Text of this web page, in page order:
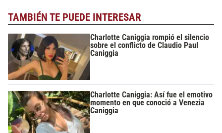
TAMBIÉN TE PUEDE INTERESAR
Charlotte Caniggia rompió el silencio
sobre el conflicto de Claudio Paul
Caniggia
Charlotte Caniggia: Así fue el emotivo
momento en que conoció a Venezia
Caniggia